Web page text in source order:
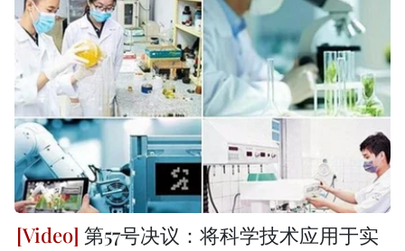
第57号决议：将科学技术应用于实